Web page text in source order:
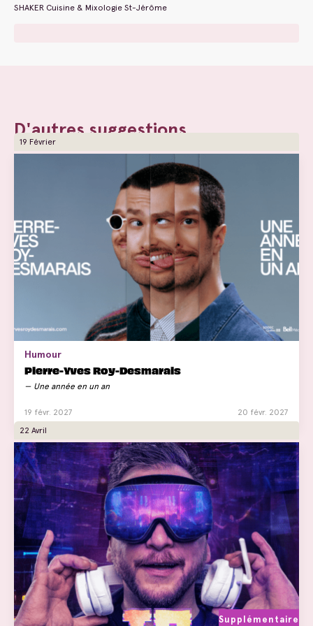
SHAKER Cuisine & Mixologie St-Jérôme
D'autres suggestions
19 Février
Humour
Pierre-Yves Roy-Desmarais
Une année en un an
19 févr. 2027
20 févr. 2027
22 Avril
Supplémentaire